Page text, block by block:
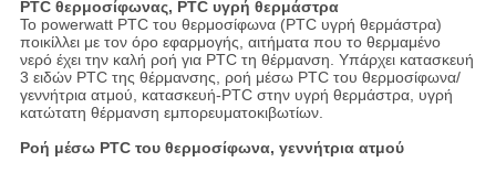
PTC θερμοσίφωνας, PTC υγρή θερμάστρα
Το powerwatt PTC του θερμοσίφωνα (PTC υγρή θερμάστρα)
ποικίλλει με τον όρο εφαρμογής, αιτήματα που το θερμαμένο
νερό έχει την καλή ροή για PTC τη θέρμανση. Υπάρχει κατασκευή
3 ειδών PTC της θέρμανσης, ροή μέσω PTC του θερμοσίφωνα/
γεννήτρια ατμού, κατασκευή-PTC στην υγρή θερμάστρα, υγρή
κατώτατη θέρμανση εμπορευματοκιβωτίων.
Ροή μέσω PTC του θερμοσίφωνα, γεννήτρια ατμού